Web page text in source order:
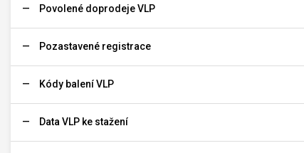
Povolené doprodeje VLP
Pozastavené registrace
Kódy balení VLP
Data VLP ke stažení